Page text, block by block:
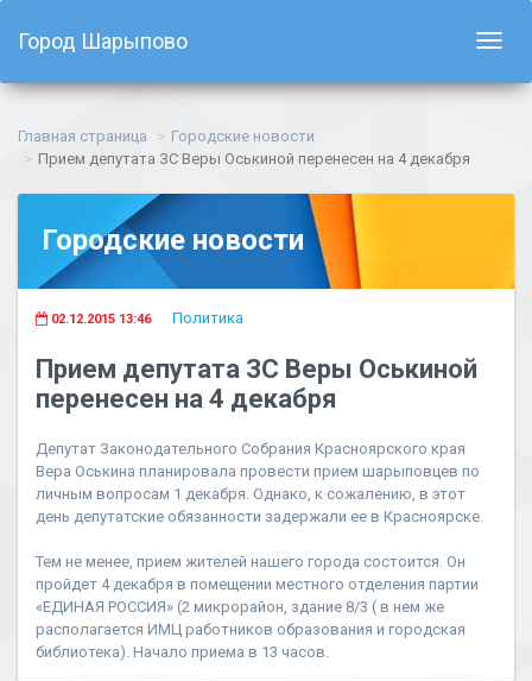
Город Шарыпово
Главная страница
Городские новости
Прием депутата ЗС Веры Оськиной перенесен на 4 декабря
Городские новости
02.12.2015 13:46 Политика
Прием депутата ЗС Веры Оськиной
перенесен на 4 декабря
Депутат Законодательного Собрания Красноярского края
Вера Оськина планировала провести прием шарыповцев по
личным вопросам 1 декабря. Однако, к сожалению, в этот
день депутатские обязанности задержали ее в Красноярске.
Тем не менее, прием жителей нашего города состоится. Он
пройдет 4 декабря в помещении местного отделения партии
«ЕДИНАЯ РОССИЯ» (2 микрорайон, здание 8/3 ( в нем же
располагается ИМЦ работников образования и городская
библиотека). Начало приема в 13 часов.